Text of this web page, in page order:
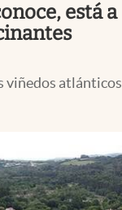
está a
viñedos atlánticos